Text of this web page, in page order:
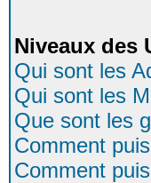
Niveaux des
Qui sont les
Qui sont les
Que sont les
Comment
Comment